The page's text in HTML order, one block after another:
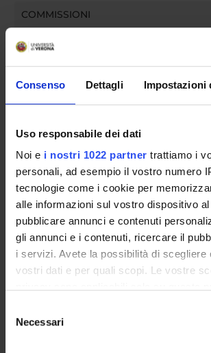
Consenso Dettagli Impostazioni
Uso responsabile dei dati
Noi e i nostri 1022 partner trattiamo i
personali, ad esempio il vostro numero
tecnologie come i cookie per
alle informazioni sul vostro dispositivo al
pubblicare annunci e contenuti
gli annunci e i contenuti, ricercare il
i servizi. Avete la possibilità di scegliere
vostri dati e per quali scopi. Le vostre
modificare o revocare il proprio
momento dalla Dichiarazione sui
delNecessari
COMMISSIONI
UFFICI E STRUTTURE DI SERVIZIO
STRUTTURE DEL DIPARTIMENTO
LABORATORI DI RICERCA
CENTRI DI RICERCA
BIBLIOTECHE
Contatti
Calendario